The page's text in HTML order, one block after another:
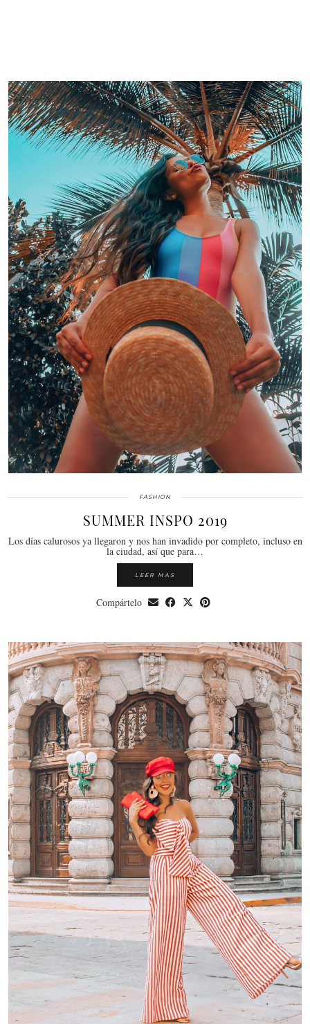
FASHION
SUMMER INSPO 2019
Los días calurosos ya llegaron y nos han invadido por completo, incluso en
la ciudad, así que para…
LEER MAS
Compártelo